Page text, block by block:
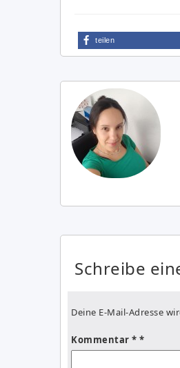
teilen
Schreibe
Deine E-Mail-Adresse
Kommentar *